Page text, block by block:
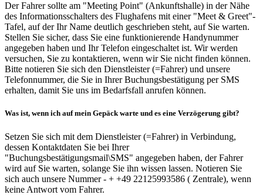
Der Fahrer sollte am "Meeting Point" (Ankunftshalle) in der Nähe
des Informationsschalters des Flughafens mit einer "Meet & Greet"-
Tafel, auf der Ihr Name deutlich geschrieben steht, auf Sie warten.
Stellen Sie sicher, dass Sie eine funktionierende Handynummer
angegeben haben und Ihr Telefon eingeschaltet ist. Wir werden
versuchen, Sie zu kontaktieren, wenn wir Sie nicht finden können.
Bitte notieren Sie sich den Dienstleister (=Fahrer) und unsere
Telefonnummer, die Sie in Ihrer Buchungsbestätigung per SMS
erhalten, damit Sie uns im Bedarfsfall anrufen können.
Was ist, wenn ich auf mein Gepäck warte und es eine Verzögerung gibt?
Setzen Sie sich mit dem Dienstleister (=Fahrer) in Verbindung,
dessen Kontaktdaten Sie bei Ihrer
"Buchungsbestätigungsmail\SMS" angegeben haben, der Fahrer
wird auf Sie warten, solange Sie ihn wissen lassen. Notieren Sie
sich auch unsere Nummer - + +49 22125993586 ( Zentrale), wenn
keine Antwort vom Fahrer.